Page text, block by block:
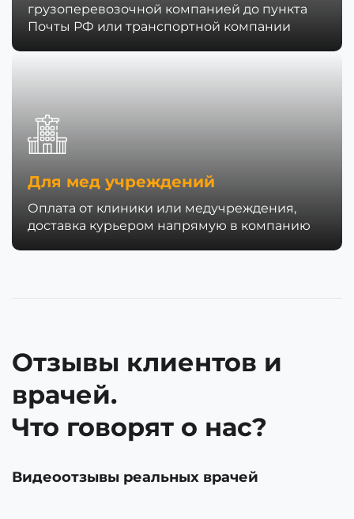
грузоперевозочной компанией до пункта
Почты РФ или транспортной компании
Для мед учреждений
Оплата от клиники или медучреждения,
доставка курьером напрямую в компанию
Отзывы клиентов и
врачей.
Что говорят о нас?
Видеоотзывы реальных врачей